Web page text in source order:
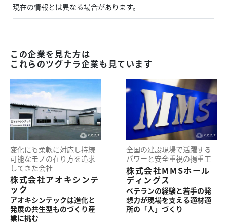
現在の情報とは異なる場合があります。
この企業を見た方は
これらのツグナラ企業も見ています
変化にも柔軟に対応し持続
可能なモノの在り方を追求
してきた会社
株式会社アオキシンテ
ック
アオキシンテックは進化と
発展の共生型ものづくり産
業に挑む
全国の建設現場で活躍する
パワーと安全重視の揚重工
株式会社MMSホール
ディングス
ベテランの経験と若手の発
想力が現場を支える適材適
所の 「人」づくり